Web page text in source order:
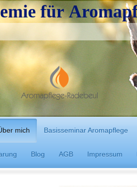
für
mich Basisseminar Aromapflege
Blog AGB Impressum